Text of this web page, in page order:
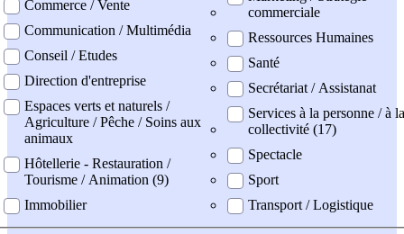
Commerce / Vente
Communication / Multimédia
Conseil / Etudes
Direction d'entreprise
Espaces verts et naturels /
Agriculture / Pêche / Soins aux
animaux
Hôtellerie - Restauration /
Tourisme / Animation (9)
Immobilier
commerciale
Ressources Humaines
Santé
Secrétariat / Assistanat
Services à la personne / à la
collectivité (17)
Spectacle
Sport
Transport / Logistique